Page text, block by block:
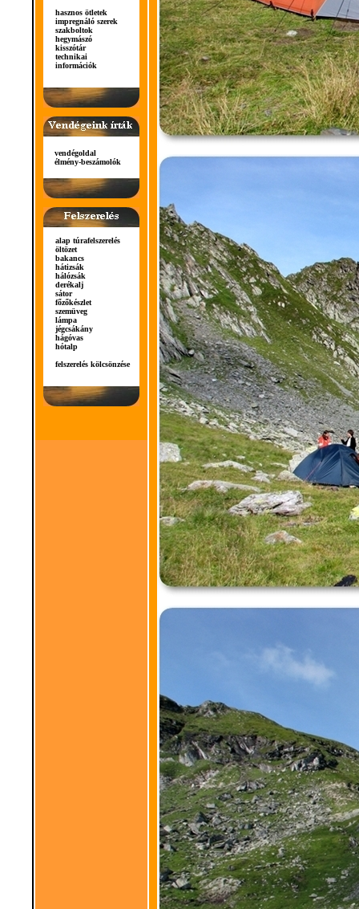
hasznos ötletek
impregnáló szerek
szakboltok
hegymászó
kisszótár
technikai
információk
vendégoldal
élmény-beszámolók
alap túrafelszerelés
öltözet
bakancs
hátizsák
hálózsák
derékalj
sátor
főzőkészlet
szemüveg
lámpa
jégcsákány
hágóvas
hótalp
felszerelés kölcsönzése